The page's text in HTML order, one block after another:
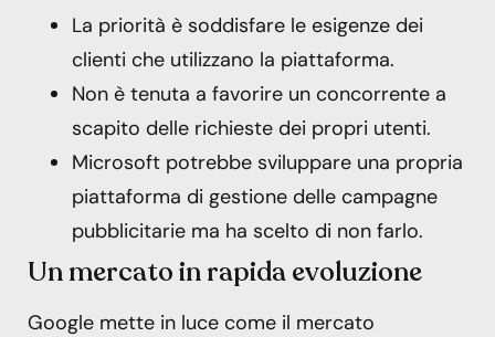
La priorità è soddisfare le esigenze dei
clienti che utilizzano la piattaforma.
Non è tenuta a favorire un concorrente a
scapito delle richieste dei propri utenti.
Microsoft potrebbe sviluppare una propria
piattaforma di gestione delle campagne
pubblicitarie ma ha scelto di non farlo.
Un mercato in rapida evoluzione
Google mette in luce come il mercato